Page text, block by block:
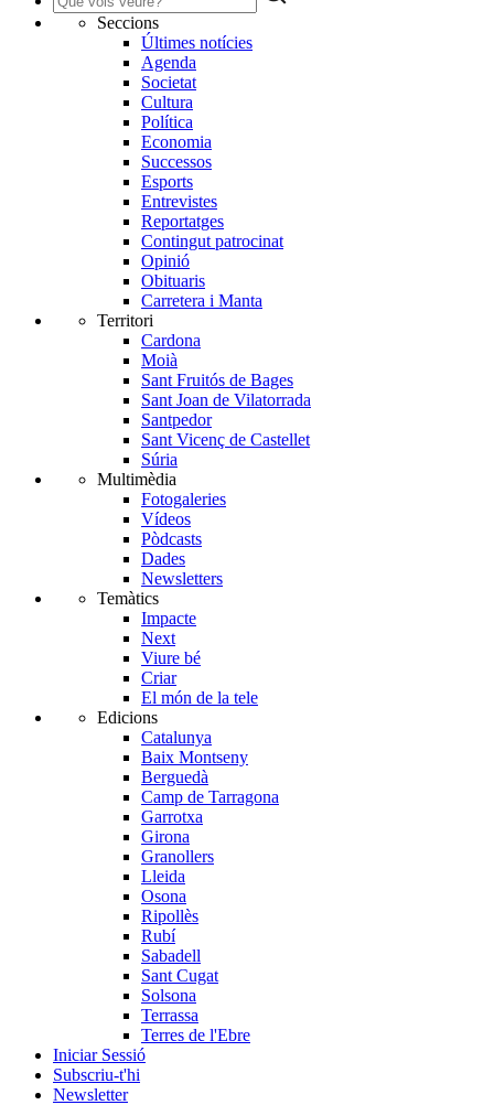
Seccions
Últimes notícies
Agenda
Societat
Cultura
Política
Economia
Successos
Esports
Entrevistes
Reportatges
Contingut patrocinat
Opinió
Obituaris
Carretera i Manta
Territori
Cardona
Moià
Sant Fruitós de Bages
Sant Joan de Vilatorrada
Santpedor
Sant Vicenç de Castellet
Súria
Multimèdia
Fotogaleries
Vídeos
Pòdcasts
Dades
Newsletters
Temàtics
Impacte
Next
Viure bé
Criar
El món de la tele
Edicions
Catalunya
Baix Montseny
Berguedà
Camp de Tarragona
Garrotxa
Girona
Granollers
Lleida
Osona
Ripollès
Rubí
Sabadell
Sant Cugat
Solsona
Terrassa
Terres de l'Ebre
Iniciar Sessió
Subscriu-t'hi
Newsletter